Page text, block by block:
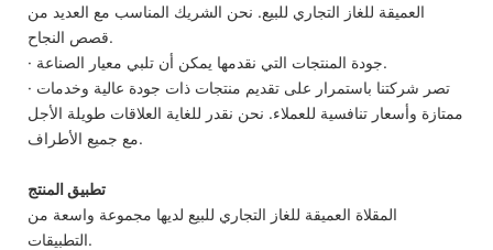
العميقة للغاز التجاري للبيع. نحن الشريك المناسب مع العديد من
قصص النجاح.
· جودة المنتجات التي نقدمها يمكن أن تلبي معيار الصناعة.
· تصر شركتنا باستمرار على تقديم منتجات ذات جودة عالية وخدمات
ممتازة وأسعار تنافسية للعملاء. نحن نقدر للغاية العلاقات طويلة الأجل
مع جميع الأطراف.
تطبيق المنتج
المقلاة العميقة للغاز التجاري للبيع لديها مجموعة واسعة من
التطبيقات.